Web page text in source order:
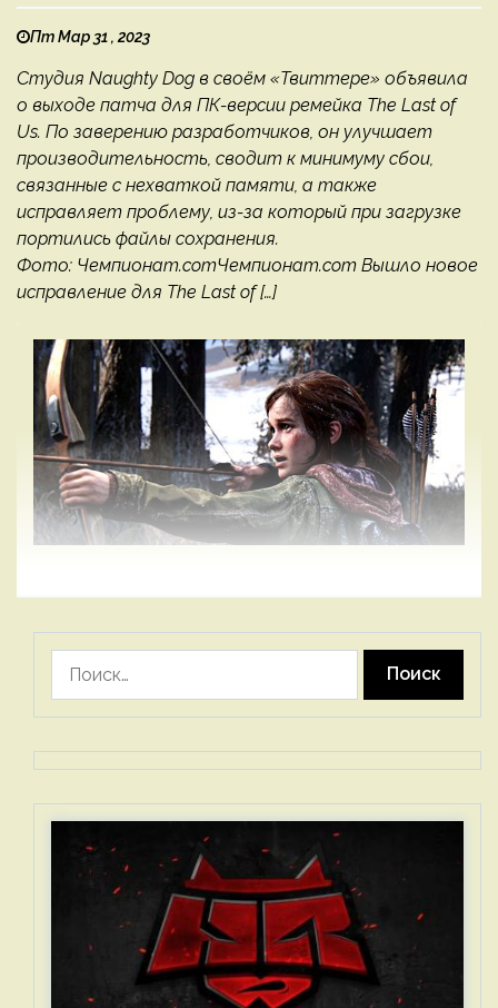
Пт Мар 31 , 2023
Студия Naughty Dog в своём «Твиттере» объявила
о выходе патча для ПК-версии ремейка The Last of
Us. По заверению разработчиков, он улучшает
производительность, сводит к минимуму сбои,
связанные с нехваткой памяти, а также
исправляет проблему, из-за который при загрузке
портились файлы сохранения.
Фото: Чемпионат.comЧемпионат.com Вышло новое
исправление для The Last of […]